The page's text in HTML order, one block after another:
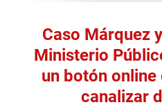
Caso Márquez
Ministerio
un botón
canalizar